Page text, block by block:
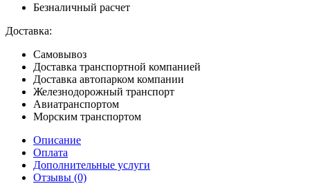
Безналичный расчет
Доставка:
Самовывоз
Доставка транспортной компанией
Доставка автопарком компании
Железнодорожный транспорт
Авиатранспортом
Морским транспортом
Описание
Оплата
Дополнительные услуги
Отзывы (0)